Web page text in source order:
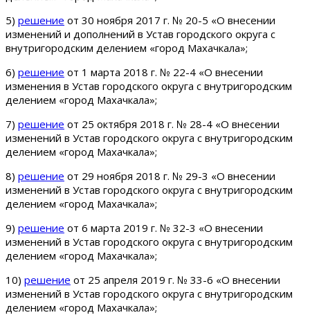
5) решение от 30 ноября 2017 г. № 20-5 «О внесении
изменений и дополнений в Устав городского округа с
внутригородским делением «город Махачкала»;
6) решение от 1 марта 2018 г. № 22-4 «О внесении
изменения в Устав городского округа с внутригородским
делением «город Махачкала»;
7) решение от 25 октября 2018 г. № 28-4 «О внесении
изменений в Устав городского округа с внутригородским
делением «город Махачкала»;
8) решение от 29 ноября 2018 г. № 29-3 «О внесении
изменений в Устав городского округа с внутригородским
делением «город Махачкала»;
9) решение от 6 марта 2019 г. № 32-3 «О внесении
изменений в Устав городского округа с внутригородским
делением «город Махачкала»;
10) решение от 25 апреля 2019 г. № 33-6 «О внесении
изменений в Устав городского округа с внутригородским
делением «город Махачкала»;